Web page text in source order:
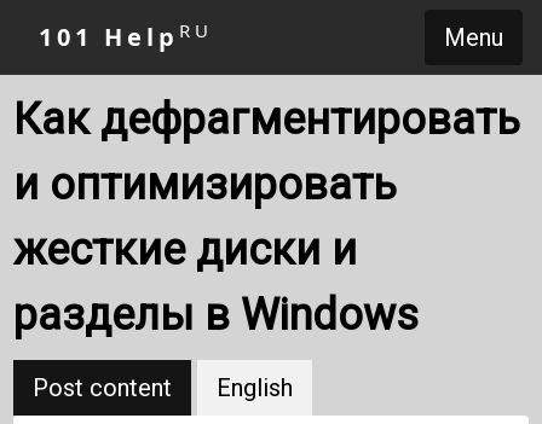
Menu
101 Help RU
Как дефрагментировать
и оптимизировать
жесткие диски и
разделы в Windows
Post content English